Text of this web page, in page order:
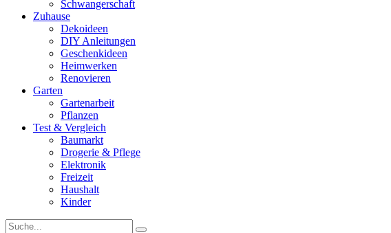
Schwangerschaft
Zuhause
Dekoideen
DIY Anleitungen
Geschenkideen
Heimwerken
Renovieren
Garten
Gartenarbeit
Pflanzen
Test & Vergleich
Baumarkt
Drogerie & Pflege
Elektronik
Freizeit
Haushalt
Kinder